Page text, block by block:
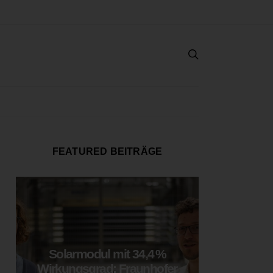
FEATURED BEITRÄGE
Solarmodul mit 34,4 %
Wirkungsgrad: Fraunhofer